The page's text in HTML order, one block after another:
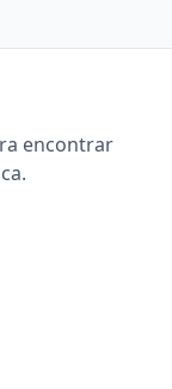
encontrar